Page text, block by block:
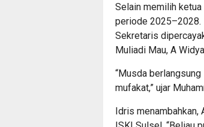
Selain memilih
periode 2025–2028.
Sekretaris
Muliadi Mau, A
“Musda
mufakat,” ujar
Idris menambahkan,